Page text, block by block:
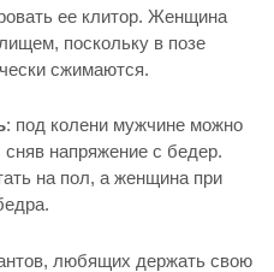
ее клитор. Женщина
поскольку в позе
сжимаются.
: под колени мужчине можно
напряжение с бедер.
на пол, а женщина при
любящих держать свою